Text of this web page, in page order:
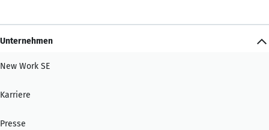
Unternehmen
New Work SE
Karriere
Presse